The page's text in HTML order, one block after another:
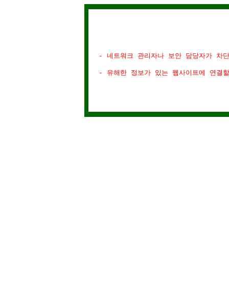
- 네트워크 관리자나 보안 담당자가 차
- 유해한 정보가 있는 웹사이트에 연결